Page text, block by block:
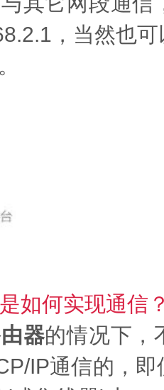
，当然也
如何实现通信
器的情况下，
IP通信的，